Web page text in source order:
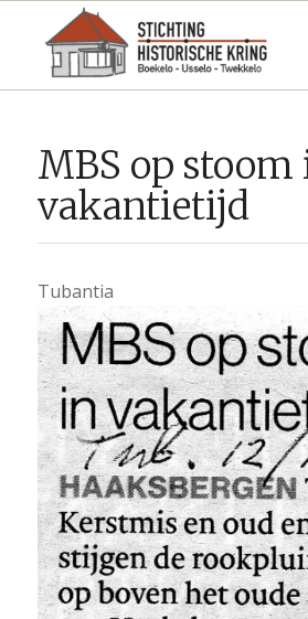
MBS op stoom
vakantietijd
Tubantia